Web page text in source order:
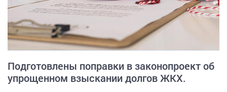
Подготовлены поправки в законопроект об
упрощенном взыскании долгов ЖКХ.